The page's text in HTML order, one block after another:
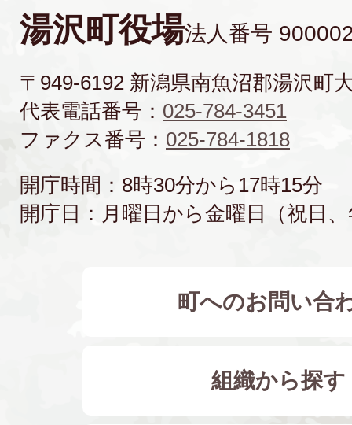
湯沢町役場法人番号
〒949-6192 新潟県南魚沼郡湯沢町
代表電話番号： 025-784-3451
ファクス番号： 025-784-1818
開庁時間：8時30分から17時15分
開庁日：月曜日から金曜日（祝日
町へのお問い合
組織から探す